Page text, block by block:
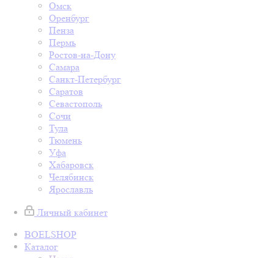
Омск
Оренбург
Пенза
Пермь
Ростов-на-Дону
Самара
Санкт-Петербург
Саратов
Севастополь
Сочи
Тула
Тюмень
Уфа
Хабаровск
Челябинск
Ярославль
Личный кабинет
BOELSHOP
Каталог